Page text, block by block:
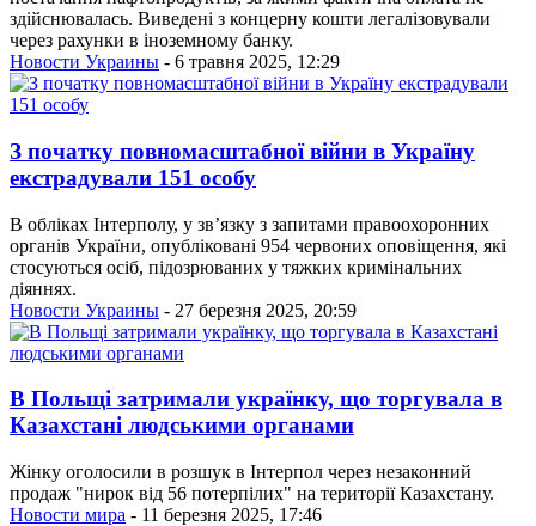
здійснювалась. Виведені з концерну кошти легалізовували
через рахунки в іноземному банку.
Новости Украины - 6 травня 2025, 12:29
З початку повномасштабної війни в Україну
екстрадували 151 особу
В обліках Інтерполу, у зв’язку з запитами правоохоронних
органів України, опубліковані 954 червоних оповіщення, які
стосуються осіб, підозрюваних у тяжких кримінальних
діяннях.
Новости Украины - 27 березня 2025, 20:59
В Польщі затримали українку, що торгувала в
Казахстані людськими органами
Жінку оголосили в розшук в Інтерпол через незаконний
продаж "нирок від 56 потерпілих" на території Казахстану.
Новости мира - 11 березня 2025, 17:46